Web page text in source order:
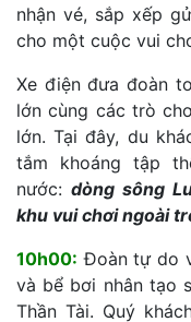
nhận vé, sắp xếp
cho một cuộc vui
Xe điện đưa đoàn
lớn cùng các trò
lớn. Tại đây, du
tắm khoáng tập
nước: dòng sông
khu vui chơi ngoài
10h00: Đoàn tự do
và bể bơi nhân tạo
Thần Tài. Quý